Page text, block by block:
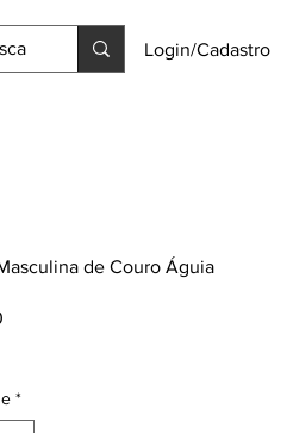
Login/Cadastro
de Couro Águia
*